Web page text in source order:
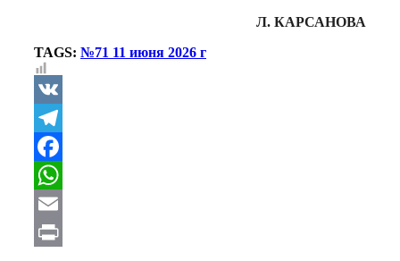
Л. КАРСАНОВА
TAGS: №71 11 июня 2026 г
VK
Telegram
Facebook
WhatsApp
Email